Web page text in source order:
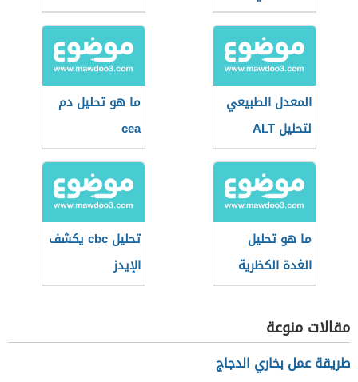
الجسم
المعدل الطبيعي
لتحليل ALT
ما هو تحليل دم
cea
ما هو تحليل
الغدة الكظرية
تحليل cbc يكشف
الإيدز
مقالات منوعة
طريقة عمل بخاري الدجاج